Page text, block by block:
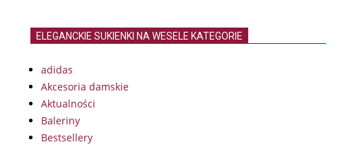
ELEGANCKIE SUKIENKI NA WESELE KATEGORIE
adidas
Akcesoria damskie
Aktualności
Baleriny
Bestsellery